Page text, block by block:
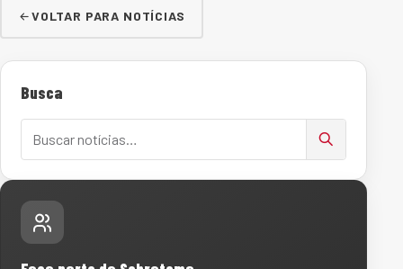
VOLTAR PARA NOTÍCIAS
Busca